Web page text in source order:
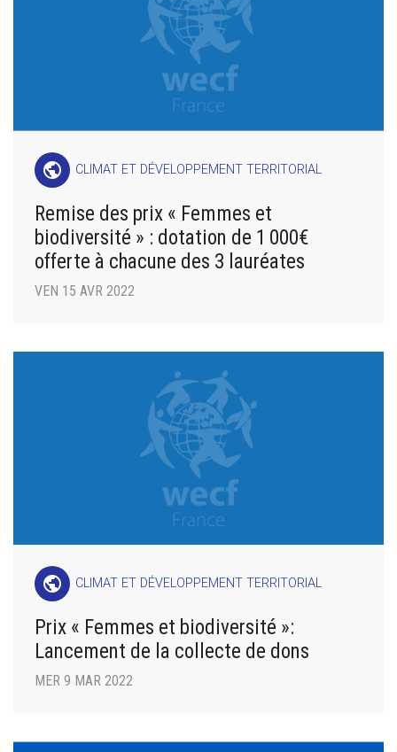
public CLIMAT ET DÉVELOPPEMENT TERRITORIAL
Remise des prix « Femmes et
biodiversité » : dotation de 1 000€
offerte à chacune des 3 lauréates
VEN 15 AVR 2022
public CLIMAT ET DÉVELOPPEMENT TERRITORIAL
Prix « Femmes et biodiversité »:
Lancement de la collecte de dons
MER 9 MAR 2022